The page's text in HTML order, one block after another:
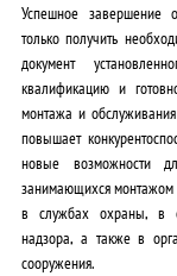
Успешное завершение
только получить
документ
квалификацию и
монтажа и
повышает
новые возможности
занимающихся монтажом
в службах охраны, в
надзора, а также в
сооружения.